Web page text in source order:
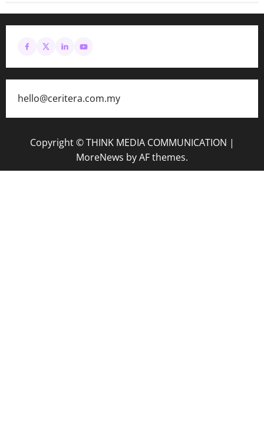
hello@ceritera.com.my
Copyright © THINK MEDIA COMMUNICATION |
MoreNews by AF themes.